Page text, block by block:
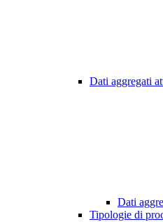
Dati aggregati
Dati
Tipologie di